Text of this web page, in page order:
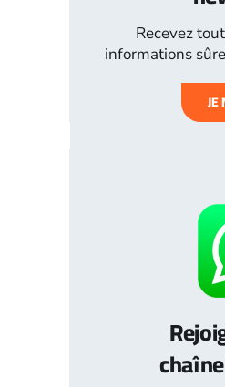
Recevez
informations
JE